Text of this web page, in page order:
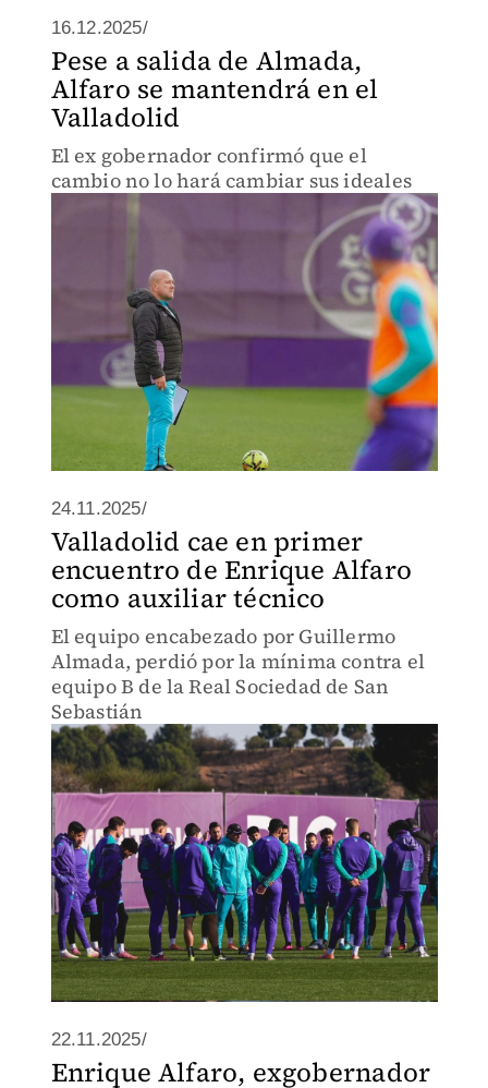
16.12.2025/
Pese a salida de Almada,
Alfaro se mantendrá en el
Valladolid
El ex gobernador confirmó que el
cambio no lo hará cambiar sus ideales
24.11.2025/
Valladolid cae en primer
encuentro de Enrique Alfaro
como auxiliar técnico
El equipo encabezado por Guillermo
Almada, perdió por la mínima contra el
equipo B de la Real Sociedad de San
Sebastián
22.11.2025/
Enrique Alfaro, exgobernador